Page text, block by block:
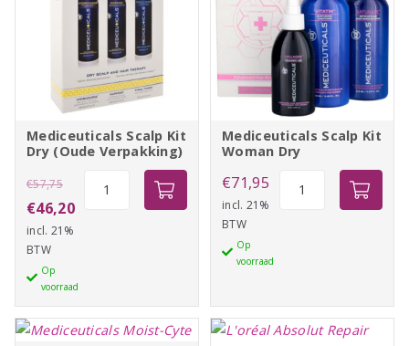
Mediceuticals Scalp Kit
Dry (Oude Verpakking)
€57,75
Oorspronkelijke
prijs
was:
€46,20Huidige
€46,20.
incl. 21%
BTW
Op
voorraad
Mediceuticals
aantal
Mediceuticals Scalp Kit
Woman Dry
€71,95
incl. 21%
BTW
Op
voorraad
Mediceuticals